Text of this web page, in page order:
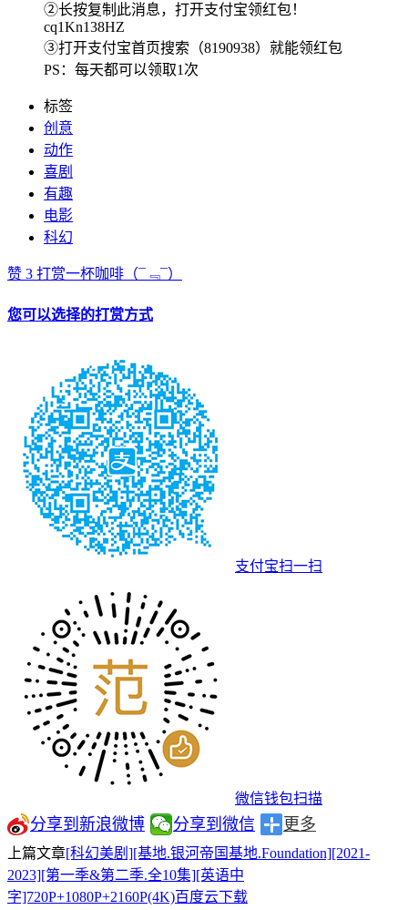
②长按复制此消息，打开支付宝领红包！
cq1Kn138HZ
③打开支付宝首页搜索（8190938）就能领红包
PS：每天都可以领取1次
标签
创意
动作
喜剧
有趣
电影
科幻
赞 3 打赏一杯咖啡 （¯﹃¯）
您可以选择的打赏方式
支付宝扫一扫
微信钱包扫描
分享到新浪微博 分享到微信 更多
上篇文章[科幻美剧][基地.银河帝国基地.Foundation][2021-
2023][第一季&第二季.全10集][英语中
字]720P+1080P+2160P(4K)百度云下载